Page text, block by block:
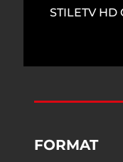
STILETV HD
FORMAT